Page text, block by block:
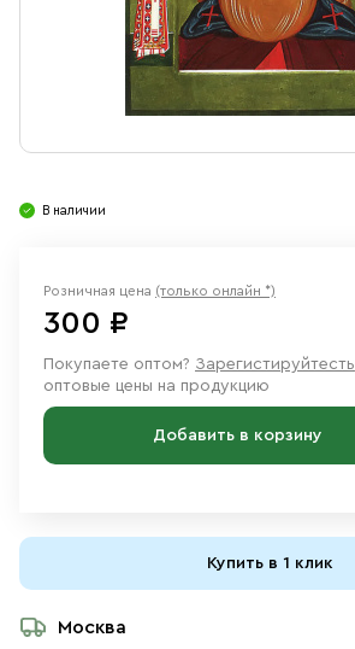
Ювелирные изделия
В наличии
Розничная цена (только онлайн *)
300 ₽
Покупаете оптом? Зарегистируйтесть
оптовые цены на продукцию
Добавить в корзину
Купить в 1 клик
Москва